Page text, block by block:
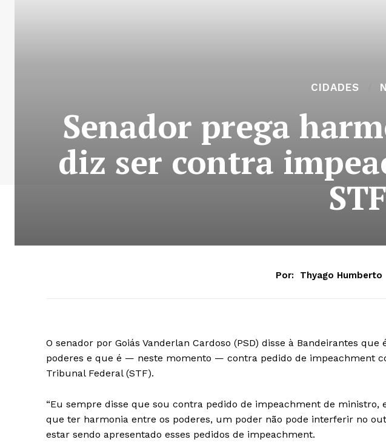
CIDADES
Senador prega
diz ser contra
Por: Thyago Humberto
O senador por Goiás Vanderlan Cardoso (PSD) disse à Bandeirantes
poderes e que é — neste momento — contra pedido de impeachment
Tribunal Federal (STF).
“Eu sempre disse que sou contra pedido de impeachment de ministro,
que ter harmonia entre os poderes, um poder não pode interferir no
estar sendo apresentado esses pedidos de impeachment.